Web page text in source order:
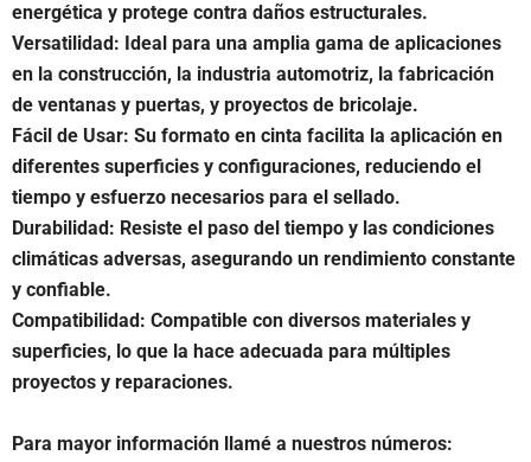
energética y protege contra daños estructurales.
Versatilidad: Ideal para una amplia gama de aplicaciones
en la construcción, la industria automotriz, la fabricación
de ventanas y puertas, y proyectos de bricolaje.
Fácil de Usar: Su formato en cinta facilita la aplicación en
diferentes superficies y configuraciones, reduciendo el
tiempo y esfuerzo necesarios para el sellado.
Durabilidad: Resiste el paso del tiempo y las condiciones
climáticas adversas, asegurando un rendimiento constante
y confiable.
Compatibilidad: Compatible con diversos materiales y
superficies, lo que la hace adecuada para múltiples
proyectos y reparaciones.
Para mayor información llamé a nuestros números: